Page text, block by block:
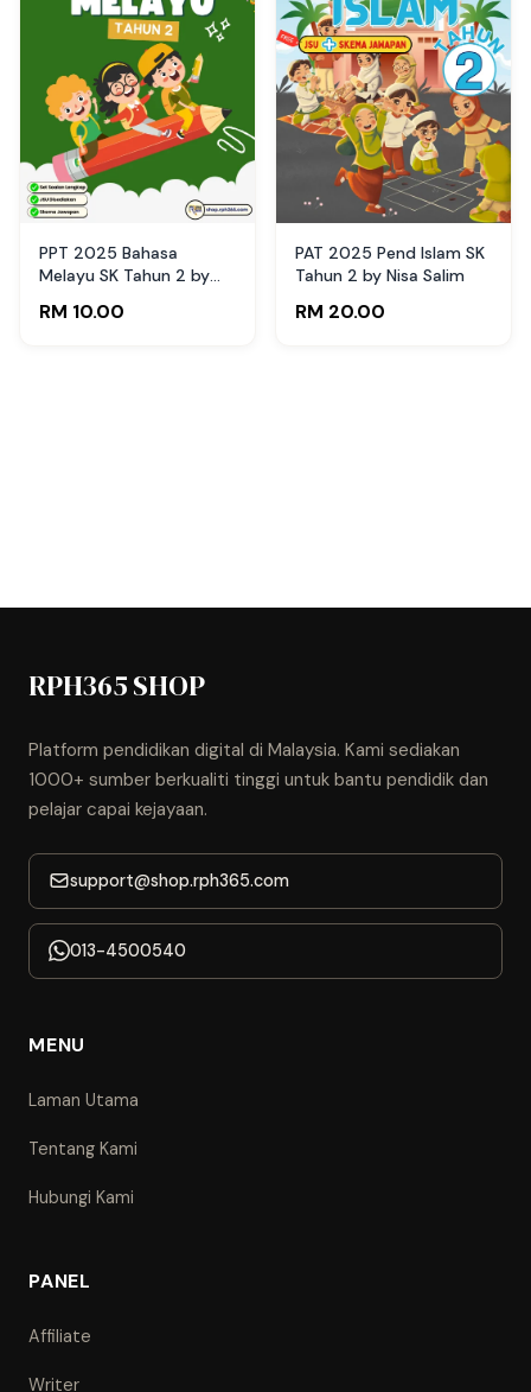
PPT 2025 Bahasa
Melayu SK Tahun 2 by
RM 10.00
PAT 2025 Pend Islam SK
Tahun 2 by Nisa Salim
RM 20.00
RPH365 SHOP
Platform pendidikan digital di Malaysia. Kami sediakan
1000+ sumber berkualiti tinggi untuk bantu pendidik dan
pelajar capai kejayaan.
support@shop.rph365.com
013-4500540
MENU
Laman Utama
Tentang Kami
Hubungi Kami
PANEL
Affiliate
Writer